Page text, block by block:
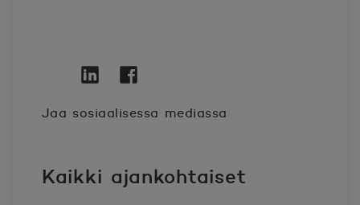
Jaa sosiaalisessa mediassa
Kaikki ajankohtaiset